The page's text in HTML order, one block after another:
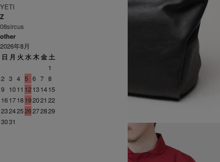
YETI
Z
08sircus
other
2026年8月
日 月 火 水木金土
1
2 3 4 5 6 7 8
9 1011 12131415
161718192021 22
23242526272829
3031